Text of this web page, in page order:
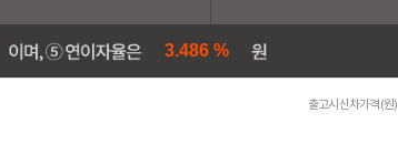
3.486 %
출고시 신차가격 (원)